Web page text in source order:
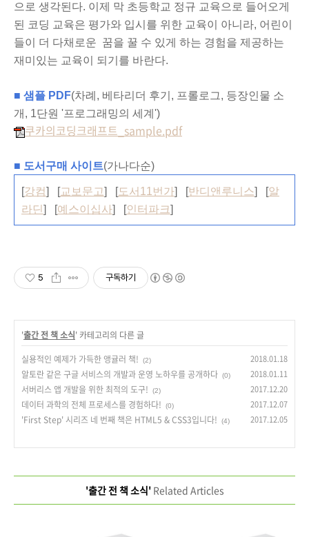
으로 생각된다. 이제 막 초등학교 정규 교육으로 들어오게
된 코딩 교육은 평가와 입시를 위한 교육이 아니라, 어린이
들이 더 다채로운 꿈을 꿀 수 있게 하는 경험을 제공하는
재미있는 교육이 되기를 바란다.
■ 샘플 PDF(차례, 베타리더 후기, 프롤로그, 등장인물 소
개, 1단원 '프로그래밍의 세계')
쿠카의코딩크래프트_sample.pdf
■ 도서구매 사이트(가나다순)
[강컴] [교보문고] [도서11번가] [반디앤루니스] [알
라딘 ] [예스이십사] [인터파크]
5 구독하기
'출간 전 책 소식' 카테고리의 다른 글
실용적인 예제가 가득한 앵귤러 책!
(2) 2018.01.18
알토란 같은 구글 서비스의 개발과 운영 노하우를 공개하다 (0) 2018.01.11
서버리스 앱 개발을 위한 최적의 도구! (2) 2017.12.20
데이터 과학의 전체 프로세스를 경험하다! (0) 2017.12.07
'First Step' 시리즈 네 번째 책은 HTML5 & CSS3입니다! (4) 2017.12.05
'출간 전 책 소식'Related Articles